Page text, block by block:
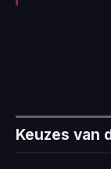
Keuzes van